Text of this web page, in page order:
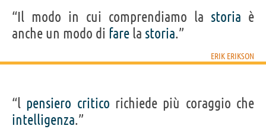
“Il modo in cui comprendiamo la storia è
anche un modo di fare la storia.”
ERIK ERIKSON
“l pensiero critico richiede più coraggio che
intelligenza.”